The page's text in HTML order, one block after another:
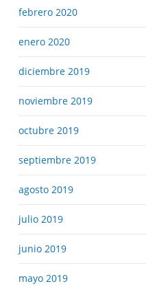
febrero 2020
enero 2020
diciembre 2019
noviembre 2019
octubre 2019
septiembre 2019
agosto 2019
julio 2019
junio 2019
mayo 2019